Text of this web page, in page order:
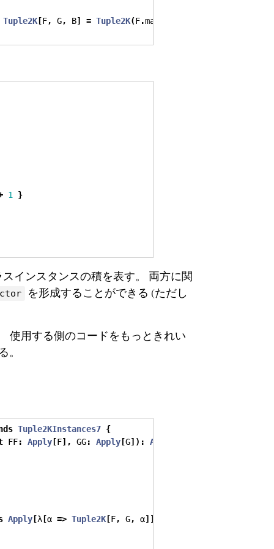
Tuple2K[F, G, B] = Tuple2K(F.map
1 }
インスタンスの積を表す。 両方に関
を形成することができる (ただし
使用する側のコードをもっときれい
Tuple2KInstances7 {
FF: Apply [F], GG: Apply [G]): Apply
Apply [λ [α => Tuple2K[F, G, α]]]